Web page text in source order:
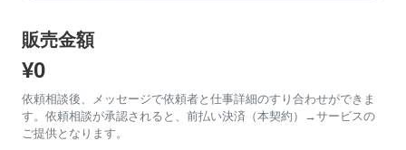
販売金額
¥0
依頼相談後、メッセージで依頼者と仕事詳細のすり合わせができま
す。依頼相談が承認されると、前払い決済（本契約）→サービスの
ご提供となります。